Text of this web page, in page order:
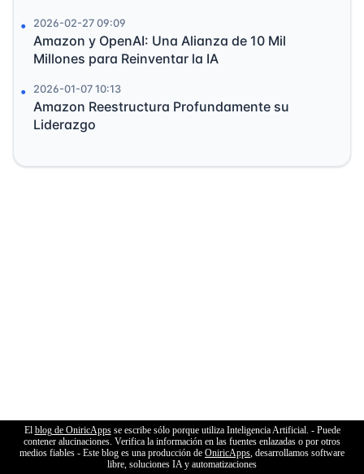
2026-02-27 09:09
Amazon y OpenAI: Una Alianza de 10 Mil
Millones para Reinventar la IA
2026-01-07 10:13
Amazon Reestructura Profundamente su
Liderazgo
El blog de OniricAppsse escribe sólo porque utiliza Inteligencia Artificial. - Puede
contener alucinaciones. Verifica la información en las fuentes enlazadas o por otros
medios fiables - Este blog es una producción de OniricApps , desarrollamos software
libre, soluciones IA y automatizaciones